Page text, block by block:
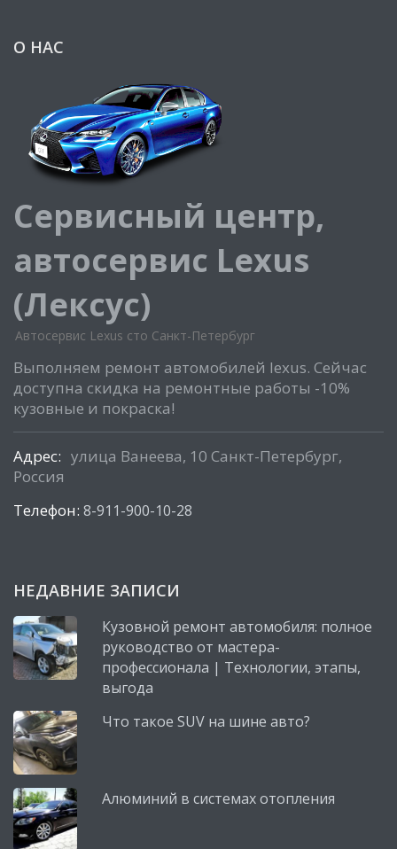
О НАС
Сервисный центр,
автосервис Lexus
(Лексус)
Автосервис Lexus сто Санкт-Петербург
Выполняем ремонт автомобилей lexus. Сейчас
доступна скидка на ремонтные работы -10%
кузовные и покраска!
Адрес: улица Ванеева, 10 Санкт-Петербург,
Россия
Телефон: 8-911-900-10-28
НЕДАВНИЕ ЗАПИСИ
Кузовной ремонт автомобиля: полное
руководство от мастера-
профессионала | Технологии, этапы,
выгода
Что такое SUV на шине авто?
Алюминий в системах отопления